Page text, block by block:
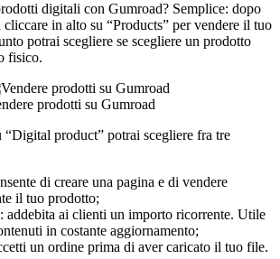
digitali con Gumroad? Semplice: dopo
cliccare in alto su “Products” per vendere il tuo
potrai scegliere se scegliere un prodotto
fisico.
prodotti su Gumroad
product” potrai scegliere fra tre
di creare una pagina e di vendere
il tuo prodotto;
: addebita ai clienti un importo ricorrente. Utile
in costante aggiornamento;
un ordine prima di aver caricato il tuo file.